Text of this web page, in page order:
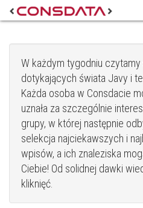
W każdym tygodniu czytamy
dotykających świata Javy i
Każda osoba w Consdacie
uznała za szczególnie
grupy, w której następnie
selekcja najciekawszych i
wpisów, a ich znaleziska
Ciebie! Od solidnej dawki
kliknięć.